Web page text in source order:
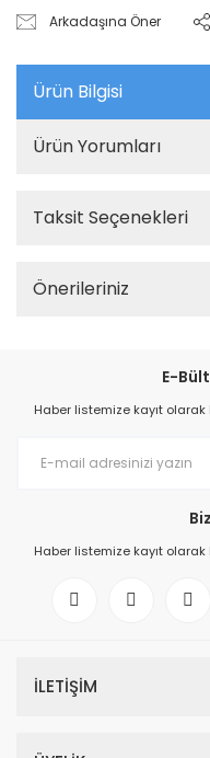
Arkadaşına Öner
Ürün Bilgisi
Ürün Yorumları
Taksit Seçenekleri
Önerileriniz
E-
Haber listemize kayıt
Haber listemize kayıt
İLETİŞİM